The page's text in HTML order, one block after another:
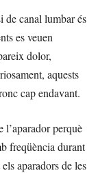
de canal lumbar és
es veuen
dolor,
aquests
cap endavant.
l’aparador perquè
freqüència durant
aparadors de les